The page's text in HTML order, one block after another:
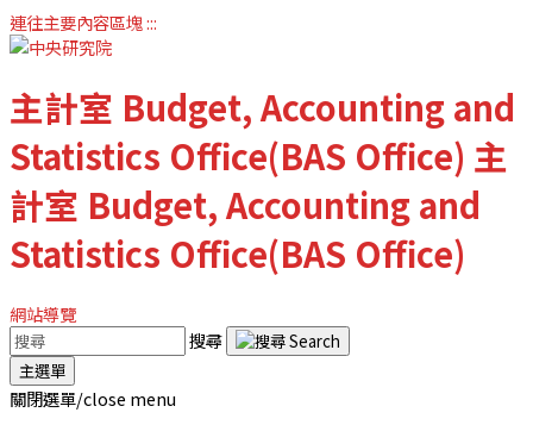
連往主要內容區塊:::
主計室 Budget, Accounting and
Statistics Office(BAS Office) 主
計室 Budget, Accounting and
Statistics Office(BAS Office)
網站導覽
搜尋
主選單
關閉選單/close menu